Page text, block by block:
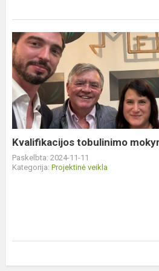
Kvalifikacijos
tobulinimo
mokymai
Portugalijoje
Kvalifikacijos tobulinimo
Paskelbta: 2024-11-11
Kategorija: Projektinė veikla